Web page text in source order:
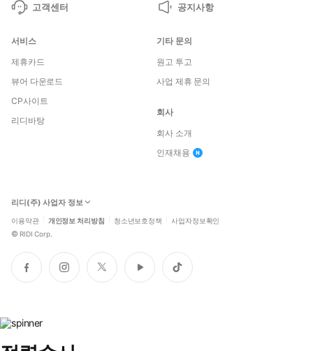
고객센터 공지사항
서비스
제휴카드
뷰어 다운로드
CP사이트
리디바탕
기타 문의
원고 투고
사업 제휴 문의
회사
회사 소개
인재채용
리디(주) 사업자 정보
이용약관 개인정보 처리방침 청소년보호정책 사업자정보확인
© RIDI Corp.
페
이
인
스
트
위
유
튜
틱
톡